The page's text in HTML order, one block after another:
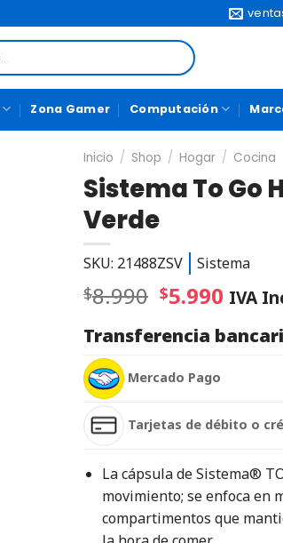
Zona Gamer Computación
Inicio / Shop / Hogar / Cocina
Sistema To Go
Verde
SKU: 21488ZSV Sistema
$8.990 $5.990 IVA
Transferencia
Mercado Pago
Tarjetas de débito o
La cápsula de Sistema®
movimiento; se enfoca en
compartimentos que